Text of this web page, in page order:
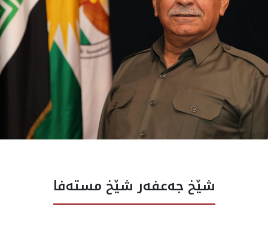
ستافی سەرۆکایەتی
دامەزراوەکان
هه‌واڵ
گەلەری
شێخ جەعفەر شێخ مستەفا